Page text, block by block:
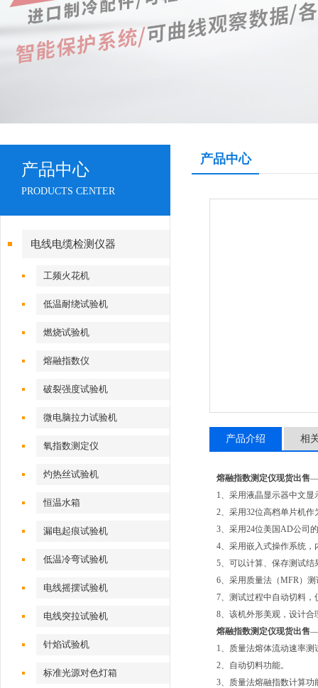
产品中心
PRODUCTS CENTER
电线电缆检测仪器
工频火花机
低温耐绕试验机
燃烧试验机
熔融指数仪
破裂强度试验机
微电脑拉力试验机
氧指数测定仪
灼热丝试验机
恒温水箱
漏电起痕试验机
低温冷弯试验机
电线摇摆试验机
电线突拉试验机
针焰试验机
标准光源对色灯箱
产品中心
产品介绍 相
熔融指数测定仪现货出售
1、采用液晶显示器中文
2、采用32位高档单片机
3、采用24位美国AD公司
4、采用嵌入式操作系统
5、可以计算、保存测试结
6、采用质量法（MFR）测
7、测试过程中自动切料
8、该机外形美观，设计
熔融指数测定仪现货出售
1、质量法熔体流动速率测
2、自动切料功能。
3、质量法熔融指数计算功